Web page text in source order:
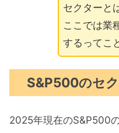
セクターと
ここでは業
するってこ
S&P500のセ
2025年現在のS&P500